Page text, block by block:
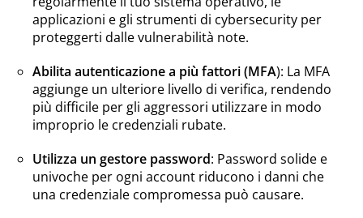
applicazioni e gli strumenti di cybersecurity per
proteggerti dalle vulnerabilità note.
Abilita autenticazione a più fattori (MFA): La MFA
aggiunge un ulteriore livello di verifica, rendendo
più difficile per gli aggressori utilizzare in modo
improprio le credenziali rubate.
Utilizza un gestore password: Password solide e
univoche per ogni account riducono i danni che
una credenziale compromessa può causare.